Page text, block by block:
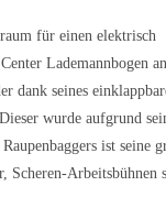
für einen elektrisch
Lademannbogen
dank seines
wurde aufgrund
ist seine
Scheren-